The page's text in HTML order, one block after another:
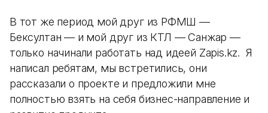
В тот же период мой друг из РФМШ —
Бексултан — и мой друг из КТЛ — Санжар —
только начинали работать над идеей Zapis.kz. Я
написал ребятам, мы встретились, они
рассказали о проекте и предложили мне
полностью взять на себя бизнес-направление и